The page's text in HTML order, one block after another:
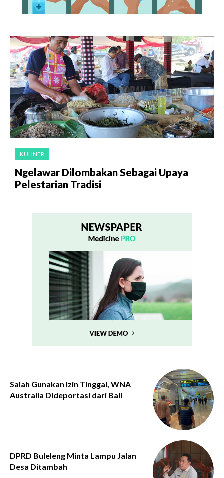
KULINER
Ngelawar Dilombakan Sebagai Upaya
Pelestarian Tradisi
Salah Gunakan Izin Tinggal, WNA
Australia Dideportasi dari Bali
DPRD Buleleng Minta Lampu Jalan
Desa Ditambah